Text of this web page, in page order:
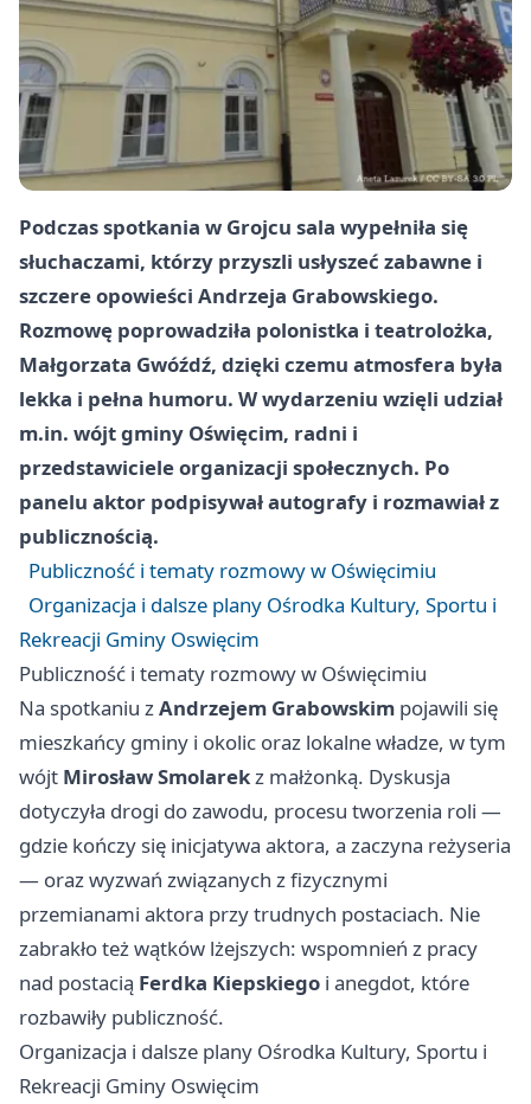
Podczas spotkania w Grojcu sala wypełniła się
słuchaczami, którzy przyszli usłyszeć zabawne i
szczere opowieści Andrzeja Grabowskiego.
Rozmowę poprowadziła polonistka i teatrolożka,
Małgorzata Gwóźdź, dzięki czemu atmosfera była
lekka i pełna humoru. W wydarzeniu wzięli udział
m.in. wójt gminy Oświęcim, radni i
przedstawiciele organizacji społecznych. Po
panelu aktor podpisywał autografy i rozmawiał z
publicznością.
Publiczność i tematy rozmowy w Oświęcimiu
Organizacja i dalsze plany Ośrodka Kultury, Sportu i
Rekreacji Gminy Oswięcim
Publiczność i tematy rozmowy w Oświęcimiu
Na spotkaniu zAndrzejem Grabowskim pojawili się
mieszkańcy gminy i okolic oraz lokalne władze, w tym
wójt Mirosław Smolarekz małżonką. Dyskusja
dotyczyła drogi do zawodu, procesu tworzenia roli —
gdzie kończy się inicjatywa aktora, a zaczyna reżyseria
— oraz wyzwań związanych z fizycznymi
przemianami aktora przy trudnych postaciach. Nie
zabrakło też wątków lżejszych: wspomnień z pracy
nad postacią Ferdka Kiepskiego i anegdot, które
rozbawiły publiczność.
Organizacja i dalsze plany Ośrodka Kultury, Sportu i
Rekreacji Gminy Oswięcim